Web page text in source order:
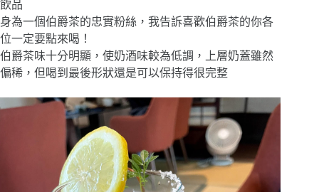
飲品
身為一個伯爵茶的忠實粉絲，我告訴喜歡伯爵茶的你各
位一定要點來喝！
伯爵茶味十分明顯，使奶酒味較為低調，上層奶蓋雖然
偏稀，但喝到最後形狀還是可以保持得很完整